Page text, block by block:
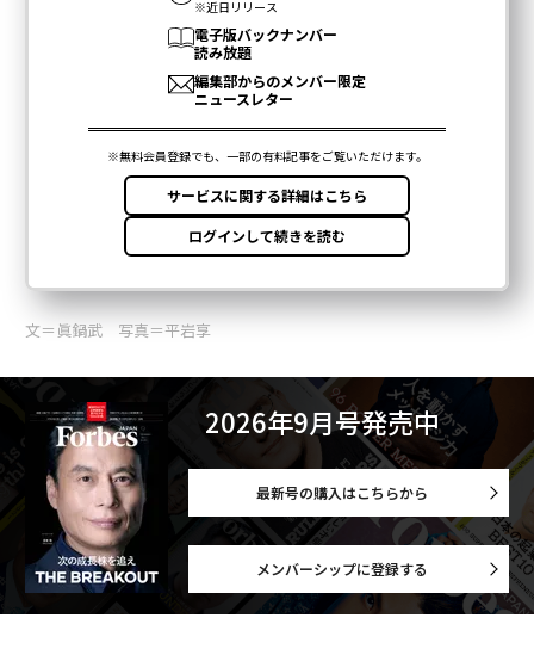
文＝眞鍋武 写真＝平岩享
2026年9月号発売中
最新号の購入はこちらから
メンバーシップに登録する